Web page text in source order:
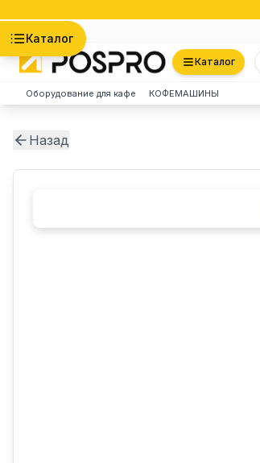
Каталог
Каталог
Оборудование для кафе КОФЕМАШИНЫ
Назад